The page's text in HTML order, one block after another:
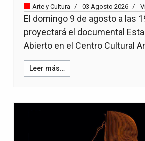
Arte y Cultura 03 Agosto 2026
El domingo 9 de agosto a las
proyectará el documental
Abierto en el Centro Cultural
Leer más…